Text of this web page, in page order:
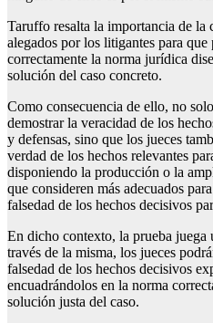
Taruffo resalta la importancia de la
alegados por los litigantes para
correctamente la norma jurídica
solución del caso concreto.
Como consecuencia de ello, no
demostrar la veracidad de los
y defensas, sino que los jueces
verdad de los hechos relevantes
disponiendo la producción o la
que consideren más adecuados
falsedad de los hechos decisivos
En dicho contexto, la prueba juega
través de la misma, los jueces
falsedad de los hechos decisivos
encuadrándolos en la norma
solución justa del caso.